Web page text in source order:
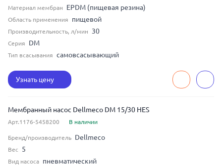
Материал мембран EPDM (пищевая резина)
Область применения пищевой
Производительность, л/мин 30
Серия DM
Тип всасывания самовсасывающий
Узнать цену
Мембранный насос Dellmeco DM 15/30 HES
Арт.1176-5458200 В наличии
Бренд/производитель Dellmeco
Вес 5
Вид насоса пневматический